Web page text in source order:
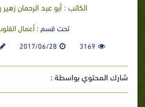
الكاتب : أبو عبد الرحمان زهير
تحت قسم :أعمال
3169
2017/06/28
شارك المحتوي بواسطة :